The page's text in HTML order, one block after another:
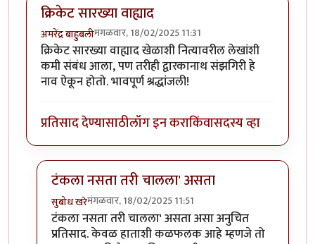
क्रिकेट सारख्या वाह्याद
अमरेंद्र बाहुबलीमंगळवार, 18/02/2025 11:31
क्रिकेट सारख्या वाह्याद खेळाशी नित्यावरील लेखांशी
कमी संबंध आला, पण तरीही द्वारकानाथ संझगिरी हे
नाव ऐकून होतो. भावपूर्ण श्रद्धांजली!
प्रतिसाद देण्यासाठीलॉग इन कराकिंवासदस्य व्हा
टंकला नसता तरी चालला' असता
सुबोध खरेमंगळवार, 18/02/2025 11:51
In reply toक्रिकेट सारख्या वाह्यादbyअमरेंद्र बाहुबली
टंकला नसता तरी चालला' असता असा अनुचित
प्रतिसाद. केवळ हाताशी कळफलक आहे म्हणजे तो